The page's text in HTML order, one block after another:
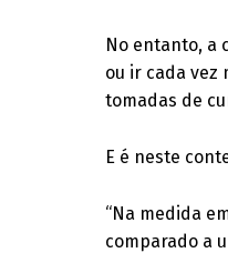
No entanto, a
ou ir cada vez
tomadas de
E é neste
“Na medida
comparado a